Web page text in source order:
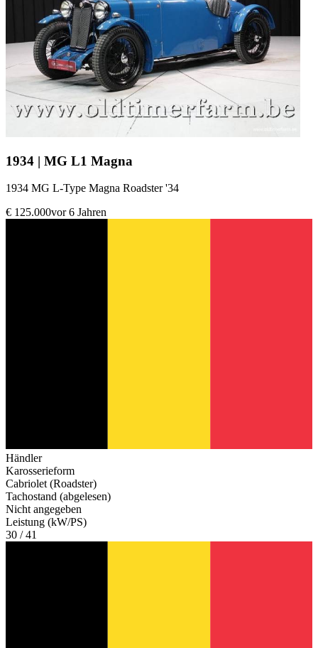
1934 | MG L1 Magna
1934 MG L-Type Magna Roadster '34
€ 125.000vor 6 Jahren
Händler
Karosserieform
Cabriolet (Roadster)
Tachostand (abgelesen)
Nicht angegeben
Leistung (kW/PS)
30 / 41